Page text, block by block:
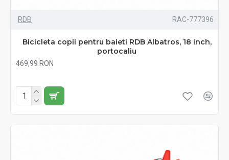
RDB RAC-777396
Bicicleta copii pentru baieti RDB Albatros, 18 inch,
portocaliu
469,99 RON